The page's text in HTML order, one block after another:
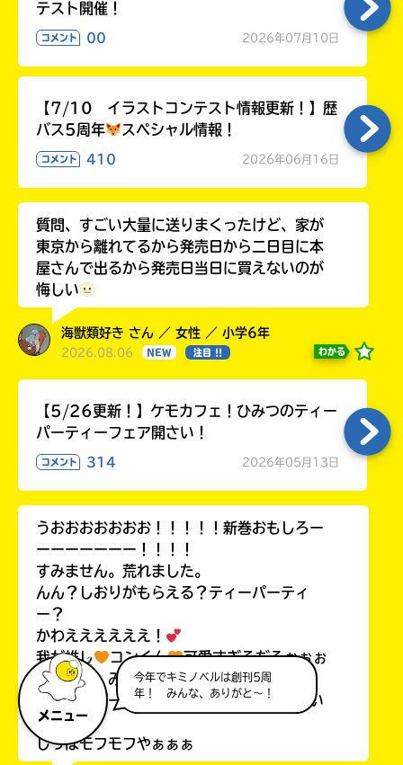
メニュー
今年でキミノベルは創刊5周
年！ みんな、ありがと～！
テスト開催！
コメント 00 2026年07月10日
【7/10 イラストコンテスト情報更新！】歴
バス5周年
スペシャル情報！
コメント 410 2026年06月16日
質問、すごい大量に送りまくったけど、家が
東京から離れてるから発売日から二日目に本
屋さんで出るから発売日当日に買えないのが
悔しい
海獣類好き さん ／ 女性 ／ 小学6年
2026.08.06 NEW 注目 !! わかる
【5/26更新！】ケモカフェ！ひみつのティー
パーティーフェア開さい！
コメント 314 2026年05月13日
うおおおおおおお！！！！！新巻おもしろー
ーーーーーーー！！！！
すみません。荒れました。
んん？しおりがもらえる？ティーパーティ
ー？
かわええええええ！
我が推し
コンくん
可愛すぎるだろぉぉぉ
ていうか、みんなかわいい！
リボンとビーズ？みたいなのが、お揃いでい
い！
しっぽモフモフやぁぁぁ